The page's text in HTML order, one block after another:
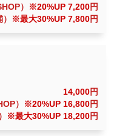
）
※20%UP 7,200円
※最大30%UP 7,800円
14,000円
）
※20%UP 16,800円
※最大30%UP 18,200円